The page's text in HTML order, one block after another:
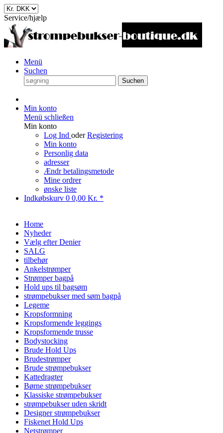
Service/hjælp
Menü
Suchen
Suchen
Min konto
Menü schließen
Min konto
Log Ind oderRegistering
Min konto
Personlig data
adresser
Ændr betalingsmetode
Mine ordrer
ønske liste
Indkøbskurv 0 0,00 Kr. *
Home
Nyheder
Vælg efter Denier
SALG
tilbehør
Ankelstrømper
Strømper bagpå
Hold ups til bagsøm
strømpebukser med søm bagpå
Legeme
Kropsformning
Kropsformende leggings
Kropsformende trusse
Bodystocking
Brude Hold Ups
Brudestrømper
Brude strømpebukser
Kattedragter
Børne strømpebukser
Klassiske strømpebukser
strømpebukser uden skridt
Designer strømpebukser
Fiskenet Hold Ups
Netstrømper